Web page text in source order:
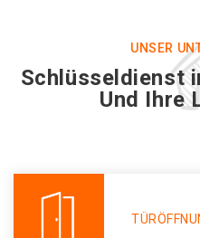
UNSER
Schlüsseldienst
Und Ihre